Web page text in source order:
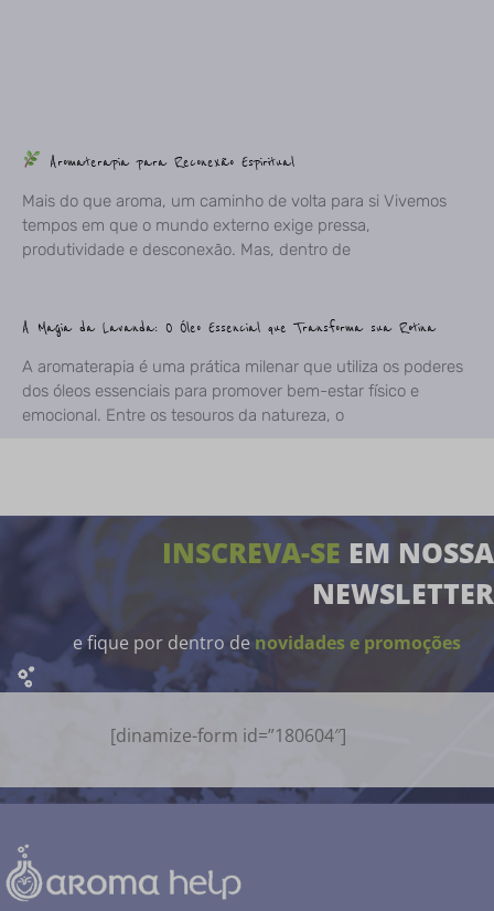
Aromaterapia para Reconexão Espiritual
Mais do que aroma, um caminho de volta para si Vivemos
tempos em que o mundo externo exige pressa,
produtividade e desconexão. Mas, dentro de
A Magia da Lavanda: O Óleo Essencial que Transforma sua Rotina
A aromaterapia é uma prática milenar que utiliza os poderes
dos óleos essenciais para promover bem-estar físico e
emocional. Entre os tesouros da natureza, o
INSCREVA-SE EM NOSSA
NEWSLETTER
e fique por dentro de novidades e promoções
[dinamize-form id=”180604″]